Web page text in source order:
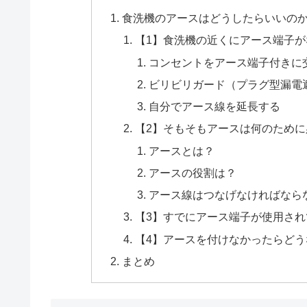
食洗機のアースはどうしたらいいの
【1】食洗機の近くにアース端子
コンセントをアース端子付きに
ビリビリガード（プラグ型漏電
自分でアース線を延長する
【2】そもそもアースは何のため
アースとは？
アースの役割は？
アース線はつなげなければなら
【3】すでにアース端子が使用さ
【4】アースを付けなかったらど
まとめ